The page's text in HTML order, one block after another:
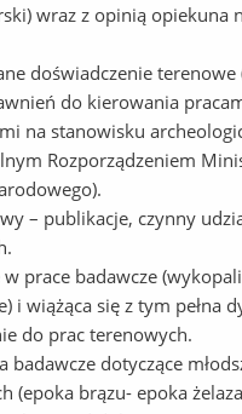
wraz z opinią opiekuna
doświadczenie
do kierowania
na stanowisku
Rozporządzeniem
– publikacje, czynny
prace badawcze
i wiążąca się z tym pełna
do prac terenowych.
badawcze dotyczące
(epoka brązu- epoka